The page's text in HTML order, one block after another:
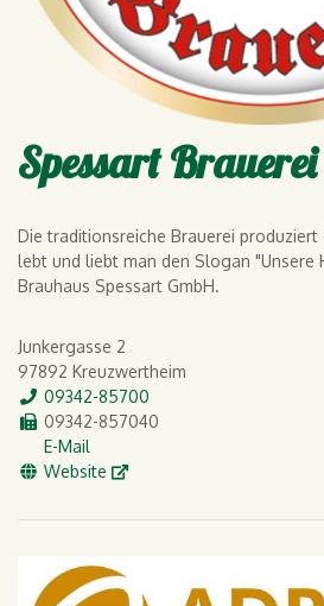
Spessart Brauerei
Die traditionsreiche Brauerei produziert
lebt und liebt man den Slogan "Unsere
Brauhaus Spessart GmbH.
Junkergasse 2
97892 Kreuzwertheim
Tel.
09342-85700
Fax
09342-857040
E-Mail
E-Mail
WWW
Website